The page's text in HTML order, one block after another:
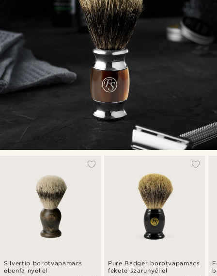
Silvertip borotvapamacs
ébenfa nyéllel
Pure Badger borotvapamacs
fekete szarunyéllel